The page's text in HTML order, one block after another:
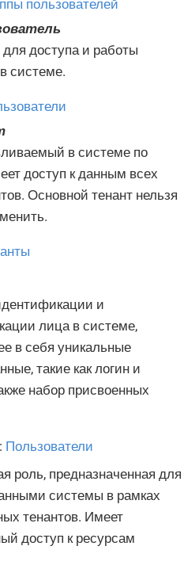
пользователей
доступа и работы
системе.
в системе по
доступ к данным всех
Основной тенант нельзя
и
лица в системе,
в себя уникальные
такие как логин и
набор присвоенных
Пользователи
роль, предназначенная для
системы в рамках
тенантов. Имеет
доступ к ресурсам